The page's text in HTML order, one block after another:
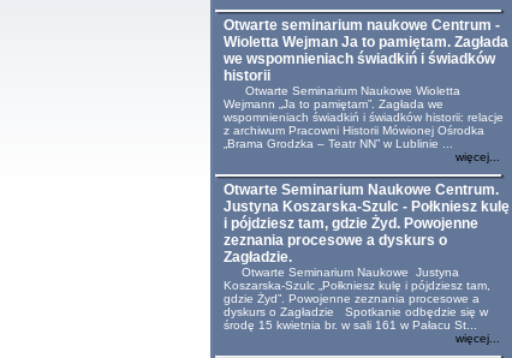
Otwarte seminarium naukowe Centrum -
Wioletta Wejman Ja to pamiętam. Zagłada
we wspomnieniach świadkiń i świadków
historii
Otwarte Seminarium Naukowe Wioletta
Wejmann „Ja to pamiętam”. Zagłada we
wspomnieniach świadkiń i świadków historii: relacje
z archiwum Pracowni Historii Mówionej Ośrodka
„Brama Grodzka – Teatr NN” w Lublinie ...
więcej...
Otwarte Seminarium Naukowe Centrum.
Justyna Koszarska-Szulc - Połkniesz kulę
i pójdziesz tam, gdzie Żyd. Powojenne
zeznania procesowe a dyskurs o
Zagładzie.
Otwarte Seminarium Naukowe Justyna
Koszarska-Szulc „Połkniesz kulę i pójdziesz tam,
gdzie Żyd”. Powojenne zeznania procesowe a
dyskurs o Zagładzie Spotkanie odbędzie się w
środę 15 kwietnia br. w sali 161 w Pałacu St...
więcej...